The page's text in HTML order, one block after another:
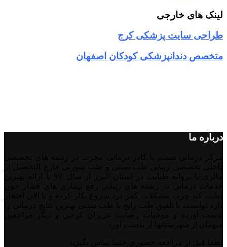
لینک های خارجی
طراحی سایت پزشکی کرج
متخصص دندانپزشکی کودکان اصفهان
درباره ما